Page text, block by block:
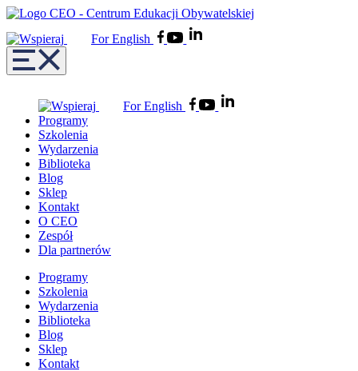
For English
For English
Programy
Szkolenia
Wydarzenia
Biblioteka
Blog
Sklep
Kontakt
O CEO
Zespół
Dla partnerów
Programy
Szkolenia
Wydarzenia
Biblioteka
Blog
Sklep
Kontakt